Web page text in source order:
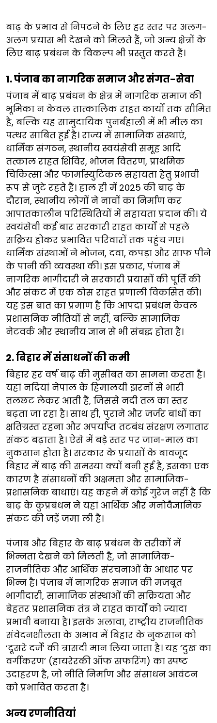
​​बाढ़ के प्रभाव से निपटने के लिए हर स्तर पर अलग-
अलग प्रयास भी देखने को मिलते हैं,​​​ जो अन्य क्षेत्रों के
लिए बाढ़ प्रबंधन के विकल्प भी प्रस्तुत करते हैं।
1. पंजाब का नागरिक समाज और संगत-सेवा​
​​पंजाब में बाढ़ प्रबंधन के क्षेत्र में नागरिक समाज की
भूमिका न केवल तात्कालिक राहत कार्यों तक सीमित
है, बल्कि यह सामुदायिक पुनर्बहाली में भी मील का
पत्थर साबित हुई है। राज्य में सामाजिक संस्थाएं,
धार्मिक संगठन, स्थानीय स्वयंसेवी समूह आदि ​​​
तत्काल राहत शिविर, भोजन वितरण, प्राथमिक
चिकित्सा और फार्मास्युटिकल सहायता हेतु प्रभावी
रूप से जुटे रहते हैं। हाल ही में​​​​ 2025 की बाढ़ के
दौरान, स्थानीय लोगों ने नावों का निर्माण कर ​​
आपातकालीन परिस्थितियों में सहायता प्रदान की। ये
स्वयंसेवी​​​​ कई बार सरकारी राहत कार्यों से पहले
सक्रिय होकर प्रभावित परिवारों तक पहुंच गए।
धार्मिक संस्थाओं ने भोजन, दवा, कपड़ा और साफ पीने
के पानी की व्यवस्था की। इस प्रकार, पंजाब में
नागरिक भागीदारी ने सरकारी प्रयासों की पूर्ति की
और संकट में एक ठोस राहत प्रणाली विकसित की।
यह इस बात का प्रमाण है कि आपदा प्रबंधन केवल
प्रशासनिक नीतियों से नहीं, बल्कि सामाजिक
नेटवर्क और स्थानीय ज्ञान से भी संबद्ध होता है।​
2. बिहार में संसाधनों की कमी​​
​​बिहार हर वर्ष बाढ़ की मुसीबत का सामना करता ​​है।
यहां नदियां नेपाल के हिमालयी झरनों से भारी
तलछट लेकर आती हैं, जिससे नदी तल का स्तर
बढ़ता जा रहा है। साथ ही, पुराने और जर्जर बांधों का
क्षतिग्रस्त रहना और अपर्याप्त तटबंध संरक्षण लगातार
संकट बढ़ाता है। ऐसे में ​​​बड़े स्तर पर जान-माल का
नुकसान होता है। सरकार के प्रयासों के बावजूद
बिहार में बाढ़ की समस्या क्यों बनी हुई है, इसका एक
कारण है संसाधनों की अक्षमता और सामाजिक-
प्रशासनिक बाधाएं। यह कहने में कोई गुरेज नहीं है कि
बाढ़ के कुप्रबंधन ने यहां आर्थिक और मनोवैज्ञानिक
संकट की जड़ें जमा ली हैं।​
​​पंजाब और बिहार के बाढ़ प्रबंधन के तरीकों में
भिन्नता देखने को मिलती है, जो सामाजिक-
राजनीतिक और आर्थिक संरचनाओं के आधार पर
भिन्न है। पंजाब में नागरिक समाज की मजबूत
भागीदारी, सामाजिक संस्थाओं की सक्रियता ​​और
बेहतर प्रशासनिक तंत्र ने राहत कार्यों को ज्यादा
प्रभावी बनाया है। इसके अलावा, राष्ट्रीय ​​राजनीतिक
संवेदनशीलता के अभाव में बिहार के नुकसान को
‘दूसरे दर्जे’ की त्रासदी मान लिया जाता है। यह ‘दुख का
वर्गीकरण’ (​​हायरेरकी ऑफ सफरिंग)​​​​ का स्पष्ट
उदाहरण है, जो नीति निर्माण और संसाधन आवंटन
को प्रभावित करता है।
​​अन्य रणनीतियां​